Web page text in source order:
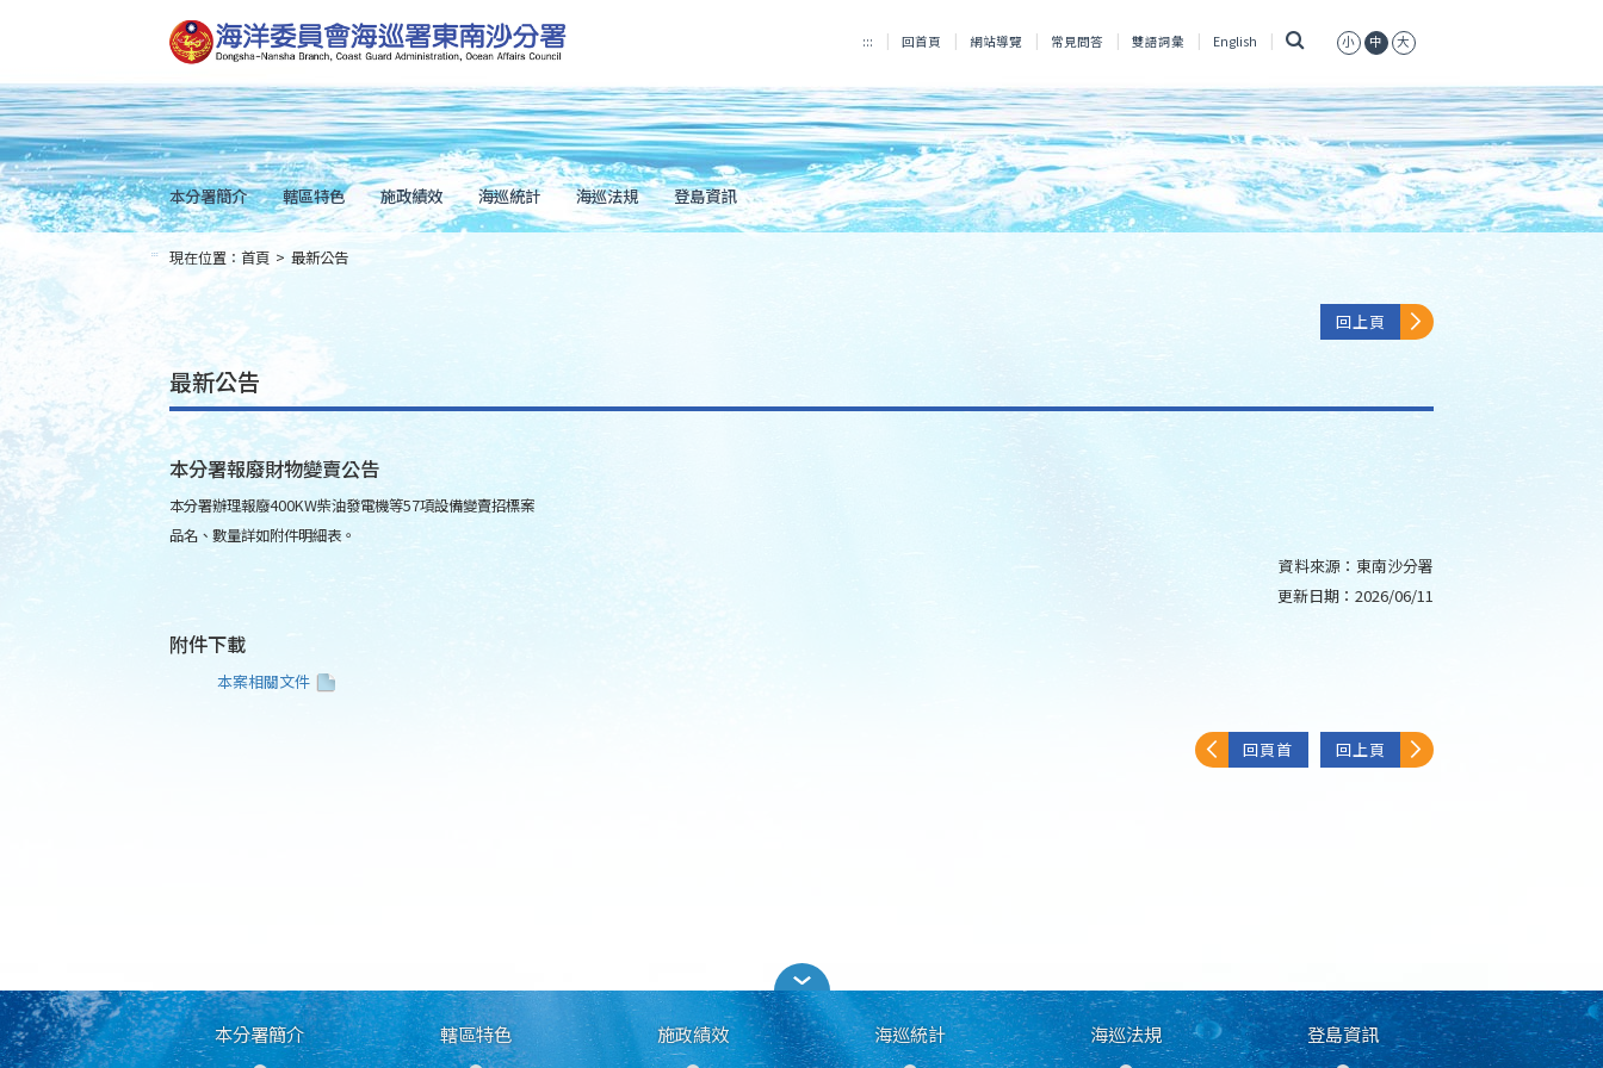
到
主
要
內
容
Skip
to
main
content
::: 回首頁 網站導覽 常見問答 雙語詞彙 English 小 中 大
本分署簡介 轄區特色 施政績效 海巡統計 海巡法規 登島資訊
::: 現在位置： 首頁 > 最新公告
回上頁
最新公告
本分署報廢財物變賣公告
本分署辦理報廢400KW柴油發電機等57項設備變賣招標案
品名、數量詳如附件明細表。
資料來源： 東南沙分署
更新日期： 2026/06/11
附件下載
本案相關文件
回頁首 回上頁
本分署簡介 轄區特色 施政績效 海巡統計 海巡法規 登島資訊